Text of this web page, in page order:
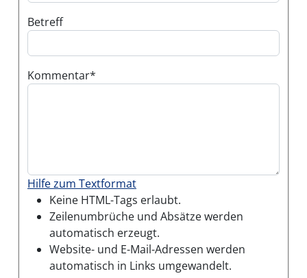
Betreff
Kommentar
Hilfe zum Textformat
Keine HTML-Tags erlaubt.
Zeilenumbrüche und Absätze werden
automatisch erzeugt.
Website- und E-Mail-Adressen werden
automatisch in Links umgewandelt.